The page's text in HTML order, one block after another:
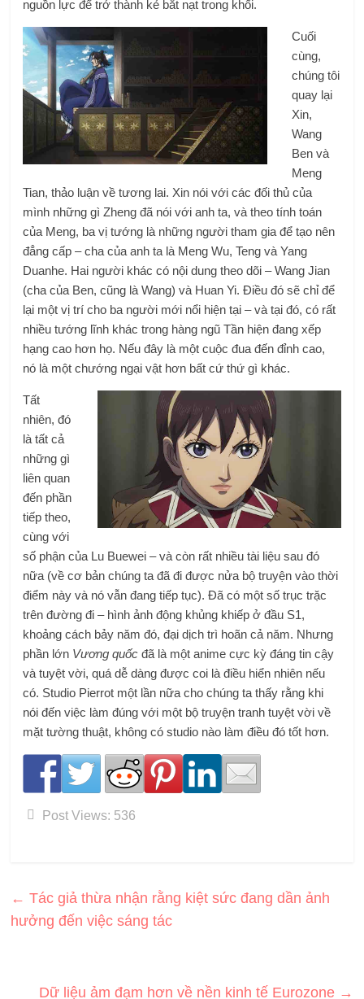
nguồn lực để trở thành kẻ bắt nạt trong khối.
Cuối
cùng,
chúng tôi
quay lại
Xin,
Wang
Ben và
Meng
Tian, ​​thảo luận về tương lai. Xin nói với các đối thủ của
mình những gì Zheng đã nói với anh ta, và theo tính toán
của Meng, ba vị tướng là những người tham gia để tạo nên
đẳng cấp – cha của anh ta là Meng Wu, Teng và Yang
Duanhe. Hai người khác có nội dung theo dõi – Wang Jian
(cha của Ben, cũng là Wang) và Huan Yi. Điều đó sẽ chỉ để
lại một vị trí cho ba người mới nổi hiện tại – và tại đó, có rất
nhiều tướng lĩnh khác trong hàng ngũ Tần hiện đang xếp
hạng cao hơn họ. Nếu đây là một cuộc đua đến đỉnh cao,
nó là một chướng ngại vật hơn bất cứ thứ gì khác.
Tất
nhiên, đó
là tất cả
những gì
liên quan
đến phần
tiếp theo,
cùng với
số phận của Lu Buewei – và còn rất nhiều tài liệu sau đó
nữa (về cơ bản chúng ta đã đi được nửa bộ truyện vào thời
điểm này và nó vẫn đang tiếp tục). Đã có một số trục trặc
trên đường đi – hình ảnh động khủng khiếp ở đầu S1,
khoảng cách bảy năm đó, đại dịch trì hoãn cả năm. Nhưng
phần lớn Vương quốc đã là một anime cực kỳ đáng tin cậy
và tuyệt vời, quá dễ dàng được coi là điều hiển nhiên nếu
có. Studio Pierrot một lần nữa cho chúng ta thấy rằng khi
nói đến việc làm đúng với một bộ truyện tranh tuyệt vời về
mặt tường thuật, không có studio nào làm điều đó tốt hơn.
Post Views: 536
← Tác giả thừa nhận rằng kiệt sức đang dần ảnh
hưởng đến việc sáng tác
Dữ liệu ảm đạm hơn về nền kinh tế Eurozone →